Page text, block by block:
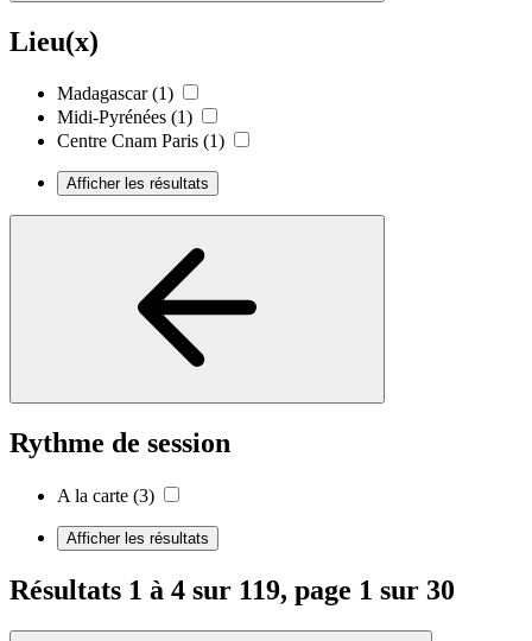
Lieu(x)
Madagascar (1)
Midi-Pyrénées (1)
Centre Cnam Paris (1)
Afficher les résultats
Rythme de session
A la carte (3)
Afficher les résultats
Résultats 1 à 4 sur 119, page 1 sur 30